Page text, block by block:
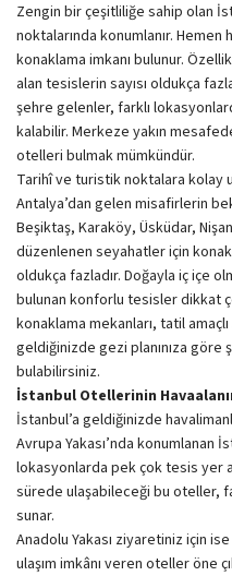
Zengin bir çeşitliliğe sahip olan
noktalarında konumlanır.
konaklama imkanı bulunur.
alan tesislerin sayısı oldukça
şehre gelenler, farklı
kalabilir. Merkeze yakın
otelleri bulmak mümkündür.
Tarihî ve turistik noktalara kolay
Antalya’dan gelen misafirlerin
Beşiktaş, Karaköy, Üsküdar,
düzenlenen seyahatler için
oldukça fazladır. Doğayla iç içe
bulunan konforlu tesisler dikkat
konaklama mekanları, tatil
geldiğinizde gezi planınıza
bulabilirsiniz.
İstanbul Otellerinin
İstanbul’a geldiğinizde
Avrupa Yakası’nda konumlanan
lokasyonlarda pek çok tesis yer
sürede ulaşabileceği bu oteller,
sunar.
Anadolu Yakası ziyaretiniz için
ulaşım imkânı veren oteller öne